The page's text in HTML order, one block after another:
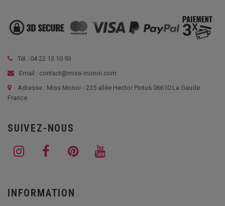
Tél : 04 22 13 10 93
Email : contact@miss-monoi.com
Adresse : Miss Monoi - 235 allée Hector Pintus 06610 La Gaude
France
SUIVEZ-NOUS
INFORMATION